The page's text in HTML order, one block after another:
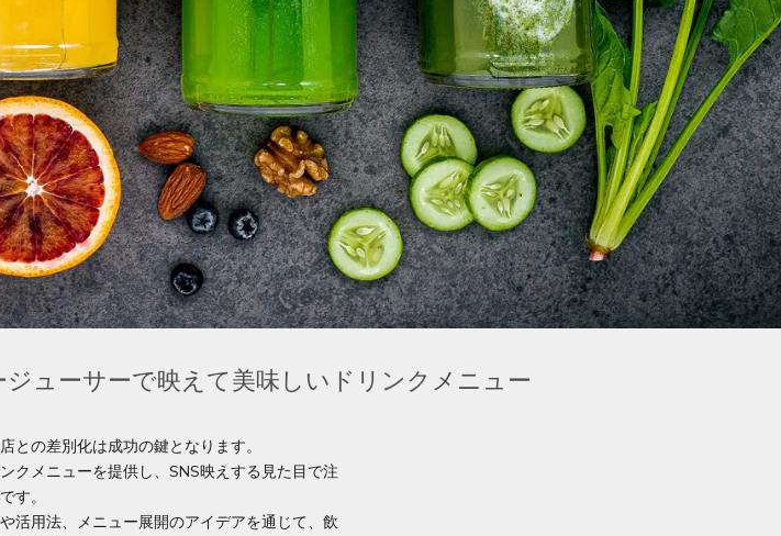
ューサーで映えて美味しいドリンクメニュー
との差別化は成功の鍵となります。
クメニューを提供し、SNS映えする見た目で注
す。
活用法、メニュー展開のアイデアを通じて、飲